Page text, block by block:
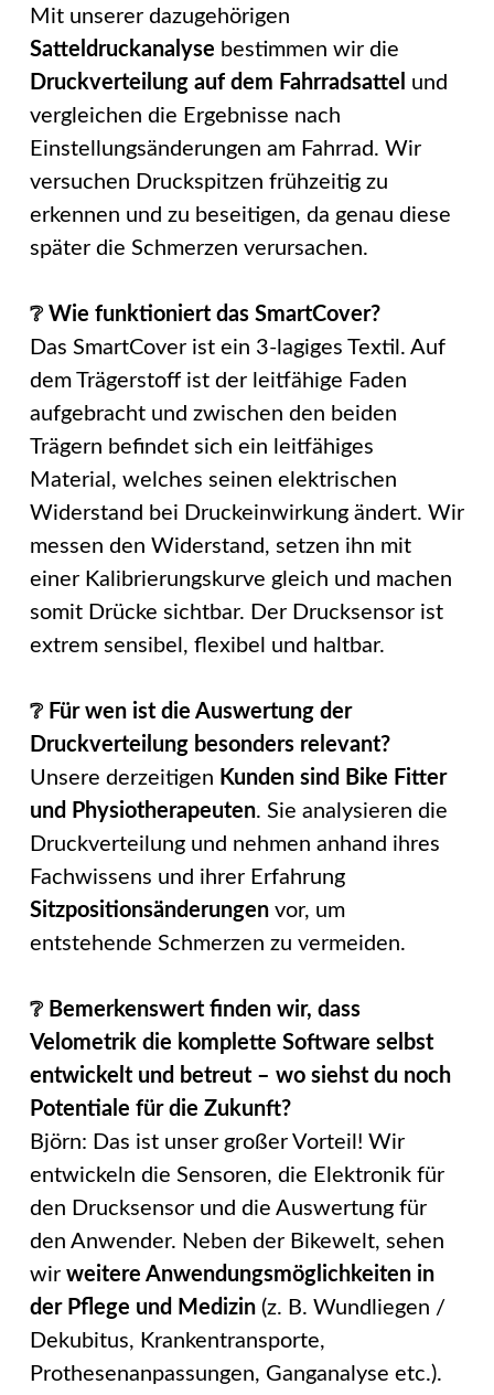
Mit unserer dazugehörigen
Satteldruckanalyse bestimmen wir die
Druckverteilung auf dem Fahrradsattel und
vergleichen die Ergebnisse nach
Einstellungsänderungen am Fahrrad. Wir
versuchen Druckspitzen frühzeitig zu
erkennen und zu beseitigen, da genau diese
später die Schmerzen verursachen.
❔ Wie funktioniert das SmartCover?
Das SmartCover ist ein 3-lagiges Textil. Auf
dem Trägerstoff ist der leitfähige Faden
aufgebracht und zwischen den beiden
Trägern befindet sich ein leitfähiges
Material, welches seinen elektrischen
Widerstand bei Druckeinwirkung ändert. Wir
messen den Widerstand, setzen ihn mit
einer Kalibrierungskurve gleich und machen
somit Drücke sichtbar. Der Drucksensor ist
extrem sensibel, flexibel und haltbar.
❔ Für wen ist die Auswertung der
Druckverteilung besonders relevant?
Unsere derzeitigen Kunden sind Bike Fitter
und Physiotherapeuten. Sie analysieren die
Druckverteilung und nehmen anhand ihres
Fachwissens und ihrer Erfahrung
Sitzpositionsänderungenvor, um
entstehende Schmerzen zu vermeiden.
❔ Bemerkenswert finden wir, dass
Velometrik die komplette Software selbst
entwickelt und betreut – wo siehst du noch
Potentiale für die Zukunft?
Björn: Das ist unser großer Vorteil! Wir
entwickeln die Sensoren, die Elektronik für
den Drucksensor und die Auswertung für
den Anwender. Neben der Bikewelt, sehen
wir weitere Anwendungsmöglichkeiten in
der Pflege und Medizin(z. B. Wundliegen /
Dekubitus, Krankentransporte,
Prothesenanpassungen, Ganganalyse etc.).